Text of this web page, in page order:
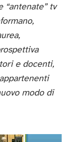
tv
e docenti,
modo di